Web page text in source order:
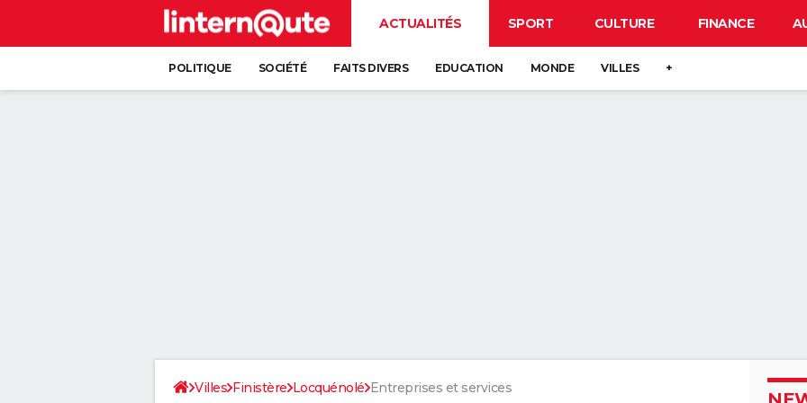
ACTUALITÉS SPORT CULTURE FINANCE
POLITIQUE SOCIÉTÉ FAITS DIVERS EDUCATION MONDE VILLES +
Villes Finistère Locquénolé Entreprises et services